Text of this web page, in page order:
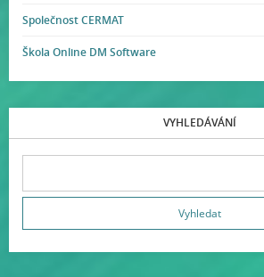
Společnost CERMAT
Škola Online DM Software
VYHLEDÁVÁNÍ